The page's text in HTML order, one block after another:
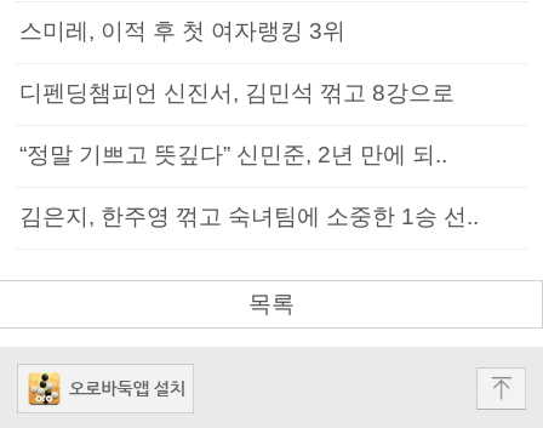
스미레, 이적 후 첫 여자랭킹 3위
디펜딩챔피언 신진서, 김민석 꺾고 8강으로
“정말 기쁘고 뜻깊다” 신민준, 2년 만에 되..
김은지, 한주영 꺾고 숙녀팀에 소중한 1승 선..
목록